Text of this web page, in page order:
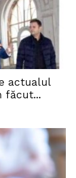
actualul
făcut...